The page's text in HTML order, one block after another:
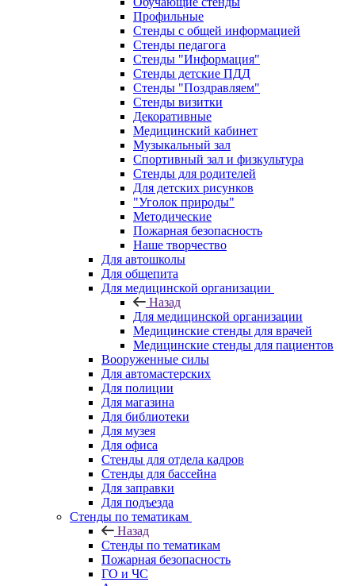
Профильные
Стенды с общей информацией
Стенды педагога
Стенды "Информация"
Стенды детские ПДД
Стенды "Поздравляем"
Стенды визитки
Декоративные
Медицинский кабинет
Музыкальный зал
Спортивный зал и физкультура
Стенды для родителей
Для детских рисунков
"Уголок природы"
Методические
Пожарная безопасность
Наше творчество
Для автошколы
Для общепита
Для медицинской организации
Назад
Для медицинской организации
Медицинские стенды для врачей
Медицинские стенды для пациентов
Вооруженные силы
Для автомастерских
Для полиции
Для магазина
Для библиотеки
Для музея
Для офиса
Стенды для отдела кадров
Стенды для бассейна
Для заправки
Для подъезда
Стенды по тематикам
Назад
Стенды по тематикам
Пожарная безопасность
ГО и ЧС